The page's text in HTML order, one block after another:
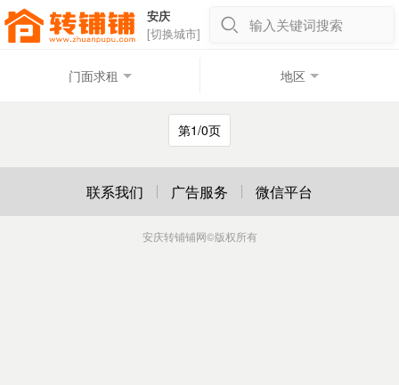
安庆
[切换城市]
输入关键词搜索
门面求租 地区
第1/0页
联系我们 广告服务 微信平台
安庆转铺铺网©版权所有